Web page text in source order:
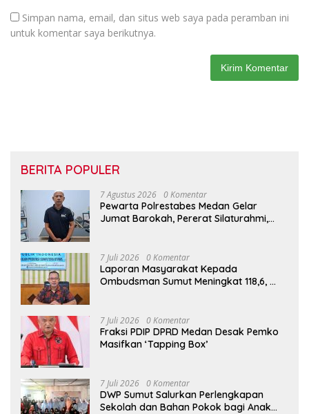
Simpan nama, email, dan situs web saya pada peramban ini
untuk komentar saya berikutnya.
BERITA POPULER
7 Agustus 2026 0 Komentar
Pewarta Polrestabes Medan Gelar
Jumat Barokah, Pererat Silaturahmi,
7 Juli 2026 0 Komentar
Laporan Masyarakat Kepada
Ombudsman Sumut Meningkat 118,6,
7 Juli 2026 0 Komentar
Fraksi PDIP DPRD Medan Desak Pemko
Masifkan ‘Tapping Box’
7 Juli 2026 0 Komentar
DWP Sumut Salurkan Perlengkapan
Sekolah dan Bahan Pokok bagi Anak